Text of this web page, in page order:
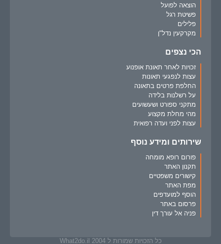
הוצאה לפועל
פשיטת רגל
פלילים
מקרקעין נדל"ן
הכי נצפים
זכויות לאחר תאונת אופנוע
עצות לנפגעי תאונות
החלפת פרטים בתאונה
על רשלנות בלידה
מתקני ספורט ושעשועים
מהי מחלת מקצוע
עצות לפני ועדה רפואית
שירותים ומידע נוסף
פורום רופא מומחה
תקנון האתר
קישורים משפטיים
מפת האתר
הוסף למועדפים
פרסום באתר
פניה אל עורך דין
כל הזכויות שמורות ל What2do.il 2004